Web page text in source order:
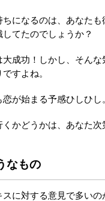
になるのは、あなたも
してたのでしょうか？
大成功！しかし、そん
すよね。
が始まる予感ひしひし
かどうかは、あなた次
なもの
に対する意見で多いの